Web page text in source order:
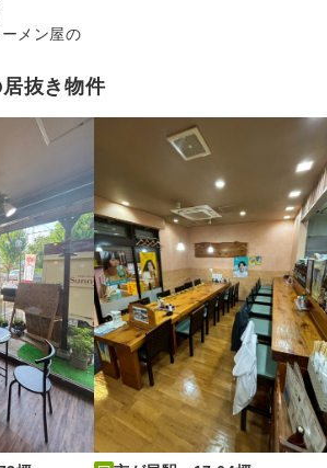
メン屋の
抜き物件